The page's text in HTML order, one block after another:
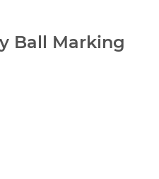
Ball Marking